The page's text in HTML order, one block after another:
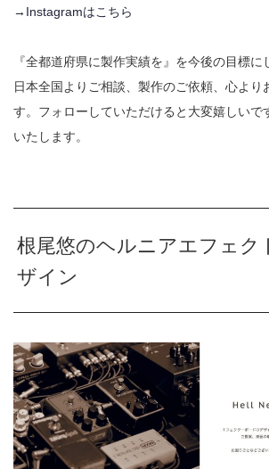
→Instagramはこちら
『全都道府県に製作実績を』を今後の目標に
日本全国よりご相談、製作のご依頼、心より
す。フォローしていただけると大変嬉しいで
いたします。
根尾悠のヘルニアエフェク
ザイン